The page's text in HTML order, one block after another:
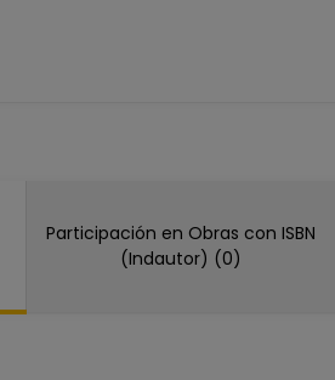
Desde 01-10-2018 hasta
PROFESOR
Participación en Obras con ISBN
(Indautor) (0)